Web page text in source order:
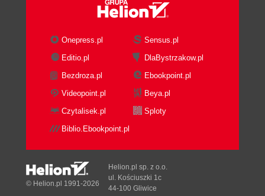
Onepress.pl
Sensus.pl
Editio.pl
DlaBystrzakow.pl
Bezdroza.pl
Ebookpoint.pl
Videopoint.pl
Beya.pl
Czytalisek.pl
Sploty
Biblio.Ebookpoint.pl
© Helion.pl 1991-2026
Helion.pl sp. z o.o.
ul. Kościuszki 1c
44-100 Gliwice